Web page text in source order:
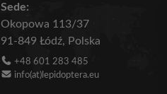
Sede:
Okopowa 113/37
91-849 Łódź, Polska
+48 601 283 485
info(at)lepidoptera.eu